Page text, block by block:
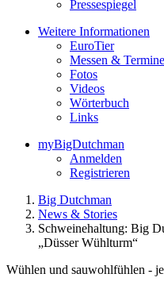
Pressespiegel
Weitere Informationen
EuroTier
Messen & Termine
Fotos
Videos
Wörterbuch
Links
myBigDutchman
Anmelden
Registrieren
Big Dutchman
News & Stories
Schweinehaltung: Big
„Düsser Wühlturm“
Wühlen und sauwohlfühlen -